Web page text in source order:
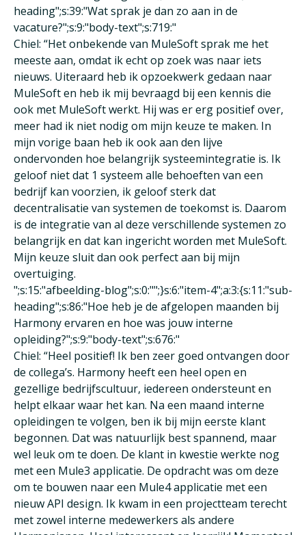
heading";s:39:"Wat sprak je dan zo aan in de
vacature?";s:9:"body-text";s:719:"
Chiel: “Het onbekende van MuleSoft sprak me het
meeste aan, omdat ik echt op zoek was naar iets
nieuws. Uiteraard heb ik opzoekwerk gedaan naar
MuleSoft en heb ik mij bevraagd bij een kennis die
ook met MuleSoft werkt. Hij was er erg positief over,
meer had ik niet nodig om mijn keuze te maken. In
mijn vorige baan heb ik ook aan den lijve
ondervonden hoe belangrijk systeemintegratie is. Ik
geloof niet dat 1 systeem alle behoeften van een
bedrijf kan voorzien, ik geloof sterk dat
decentralisatie van systemen de toekomst is. Daarom
is de integratie van al deze verschillende systemen zo
belangrijk en dat kan ingericht worden met MuleSoft.
Mijn keuze sluit dan ook perfect aan bij mijn
overtuiging.
";s:15:"afbeelding-blog";s:0:"";}s:6:"item-4";a:3:{s:11:"sub-
heading";s:86:"Hoe heb je de afgelopen maanden bij
Harmony ervaren en hoe was jouw interne
opleiding?";s:9:"body-text";s:676:"
Chiel: “Heel positief! Ik ben zeer goed ontvangen door
de collega’s. Harmony heeft een heel open en
gezellige bedrijfscultuur, iedereen ondersteunt en
helpt elkaar waar het kan. Na een maand interne
opleidingen te volgen, ben ik bij mijn eerste klant
begonnen. Dat was natuurlijk best spannend, maar
wel leuk om te doen. De klant in kwestie werkte nog
met een Mule3 applicatie. De opdracht was om deze
om te bouwen naar een Mule4 applicatie met een
nieuw API design. Ik kwam in een projectteam terecht
met zowel interne medewerkers als andere